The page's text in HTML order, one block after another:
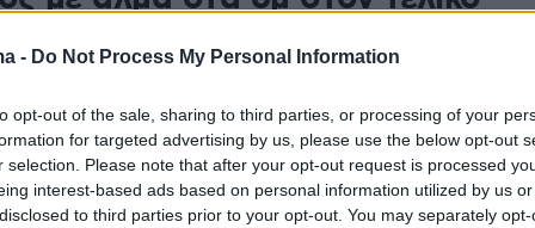
- Do Not Process My Personal Information
opt-out of the sale, sharing to third parties, or processing of your
for targeted advertising by us, please use the below opt-out
selection. Please note that after your opt-out request is processed
interest-based ads based on personal information utilized by us
to third parties prior to your opt-out. You may separately
League της Ζυρίχης ο
Καραλής ξεπέρασε για 12η φορά τα 6μ αλλά έμεινε
τον Μόντο Ντουπλάντις που πήδηξε στα 6μ και
δεν είχε άκυρες